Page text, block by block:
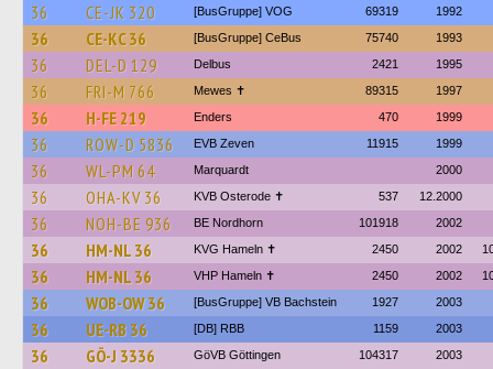
36 CE-JK 320 [BusGruppe] VOG 69319 1992
36 CE-KC 36 [BusGruppe] CeBus 75740 1993
36 DEL-D 129 Delbus 2421 1995
36 FRI-M 766 Mewes ✝ 89315 1997
36 H-FE 219 Enders 470 1999
36 ROW-D 5836 EVB Zeven 11915 1999
36 WL-PM 64 Marquardt 2000
36 OHA-KV 36 KVB Osterode ✝ 537 12.2000
36 NOH-BE 936 BE Nordhorn 101918 2002
36 HM-NL 36 KVG Hameln ✝ 2450 2002
36 HM-NL 36 VHP Hameln ✝ 2450 2002
36 WOB-OW 36 [BusGruppe] VB Bachstein 1927 2003
36 UE-RB 36 [DB] RBB 1159 2003
36 GÖ-J 3336 GöVB Göttingen 104317 2003